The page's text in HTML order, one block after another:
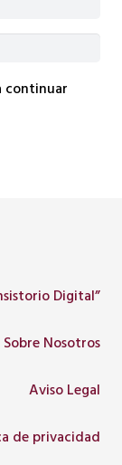
continuar
Digital”
Sobre Nosotros
Aviso Legal
de privacidad